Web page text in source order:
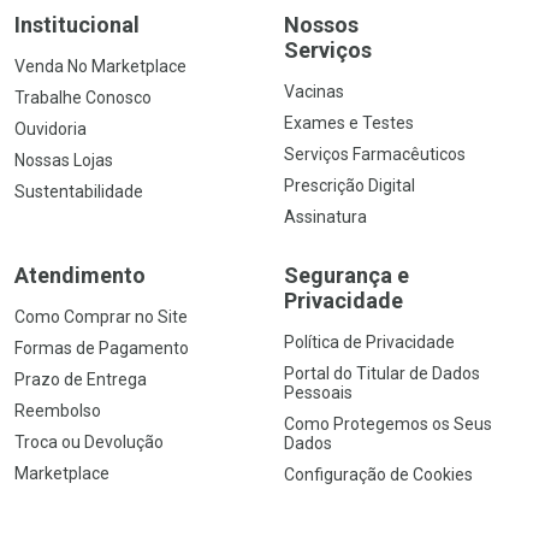
Institucional
Venda No Marketplace
Trabalhe Conosco
Ouvidoria
Nossas Lojas
Sustentabilidade
Nossos
Serviços
Vacinas
Exames e Testes
Serviços Farmacêuticos
Prescrição Digital
Assinatura
Atendimento
Como Comprar no Site
Formas de Pagamento
Prazo de Entrega
Reembolso
Troca ou Devolução
Marketplace
Segurança e
Privacidade
Política de Privacidade
Portal do Titular de Dados
Pessoais
Como Protegemos os Seus
Dados
Configuração de Cookies